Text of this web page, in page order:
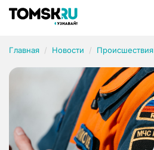
Главная Новости Происшествия